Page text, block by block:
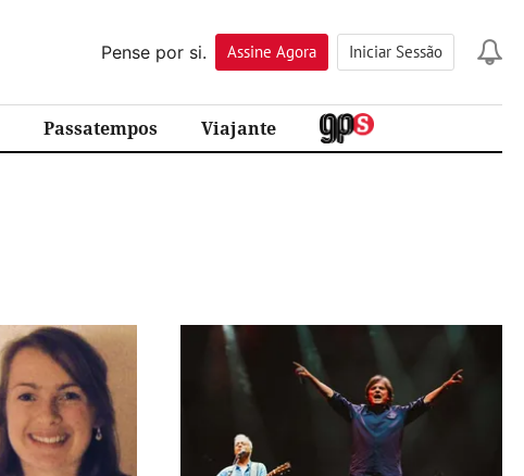
Pense por si.
Assine Agora Iniciar Sessão
Passatempos Viajante